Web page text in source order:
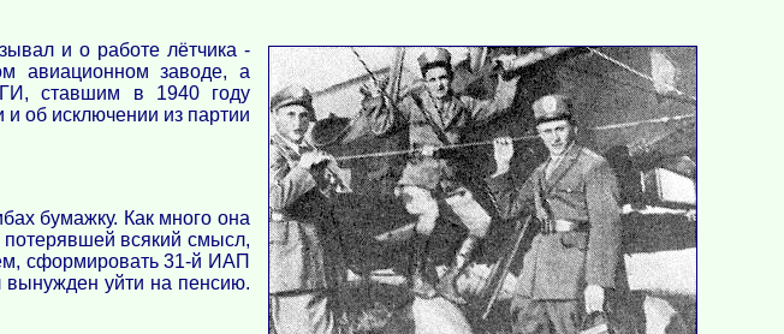
и о работе лётчика -
авиационном заводе, а
ставшим в 1940 году
об исключении из партии
бумажку. Как много она
всякий смысл,
сформировать 31-й ИАП
уйти на пенсию.